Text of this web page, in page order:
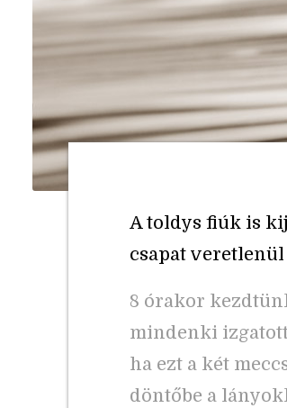
A toldys fiúk is
csapat
8 órakor
mindenki
ha ezt a két
döntőbe a